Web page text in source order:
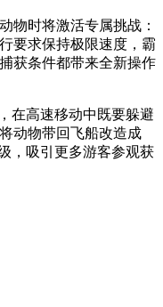
物时将激活专属挑战：
要求保持极限速度，霸
获条件都带来全新操作
在高速移动中既要躲避
动物带回飞船改造成
，吸引更多游客参观获